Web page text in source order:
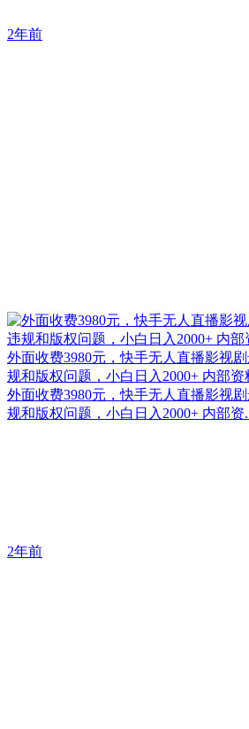
2年前
外面收费3980元，快手无人直播影视
规和版权问题，小白日入2000+ 内部资
外面收费3980元，快手无人直播影视
规和版权问题，小白日入2000+ 内部资
2年前